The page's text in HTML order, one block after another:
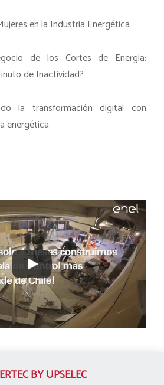
en la Industria Energética
de los Cortes de Energía:
de Inactividad?
la transformación digital con
energética
BY UPSELEC